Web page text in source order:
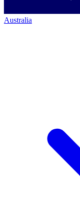
Australia